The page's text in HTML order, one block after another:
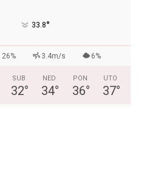
33.8°
26% 3.4m/s 6%
SUB
32°
NED
34°
PON
36°
UTO
37°